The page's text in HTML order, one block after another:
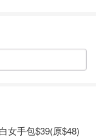
女手包$39(原$48)